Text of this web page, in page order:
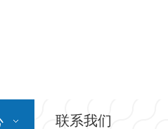
联系我们